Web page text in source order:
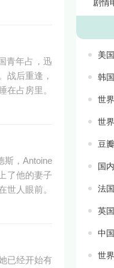
青年占，迅
战后重逢，
占房里。
斯，Antoine
了他的妻子
人眼前。
已经开始有
剧情
美
韩
世
世
豆
国
法
英
中
世